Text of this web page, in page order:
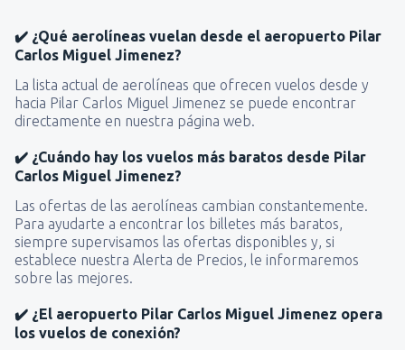
✔️ ¿Qué aerolíneas vuelan desde el aeropuerto Pilar
Carlos Miguel Jimenez?
La lista actual de aerolíneas que ofrecen vuelos desde y
hacia Pilar Carlos Miguel Jimenez se puede encontrar
directamente en nuestra página web.
✔️ ¿Cuándo hay los vuelos más baratos desde Pilar
Carlos Miguel Jimenez?
Las ofertas de las aerolíneas cambian constantemente.
Para ayudarte a encontrar los billetes más baratos,
siempre supervisamos las ofertas disponibles y, si
establece nuestra Alerta de Precios, le informaremos
sobre las mejores.
✔️ ¿El aeropuerto Pilar Carlos Miguel Jimenez opera
los vuelos de conexión?